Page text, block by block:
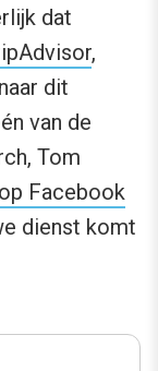
dat
,
dit
van de
Tom
Facebook
dienst komt